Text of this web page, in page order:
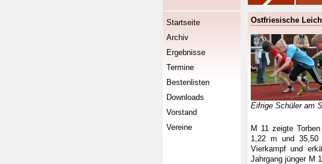
Startseite
Archiv
Ergebnisse
Termine
Bestenlisten
Downloads
Vorstand
Vereine
Ostfriesische
Eifrige Schüler am
M 11 zeigte
1,22 m und
Vierkampf und
Jahrgang jünger M